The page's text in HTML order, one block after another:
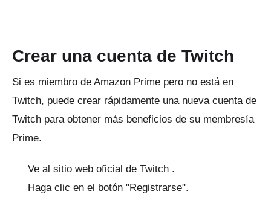
Crear una cuenta de Twitch
Si es miembro de Amazon Prime pero no está en
Twitch, puede crear rápidamente una nueva cuenta de
Twitch para obtener más beneficios de su membresía
Prime.
Ve al sitio web oficial de Twitch .
Haga clic en el botón "Registrarse".